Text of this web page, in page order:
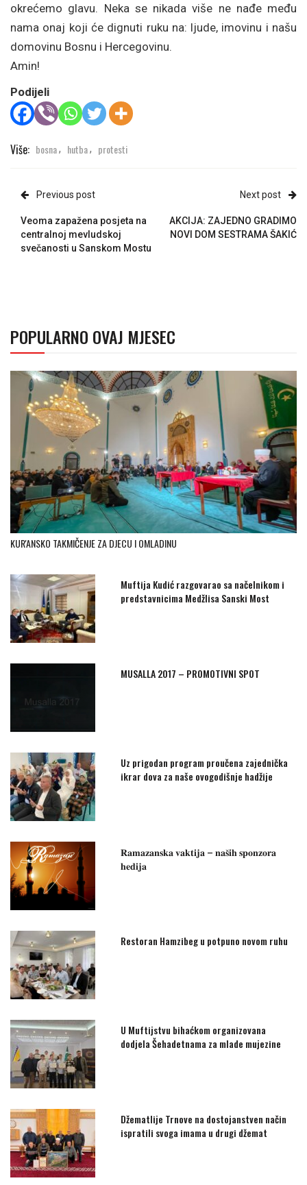
okrećemo glavu. Neka se nikada više ne nađe među
nama onaj koji će dignuti ruku na: ljude, imovinu i našu
domovinu Bosnu i Hercegovinu.
Amin!
Podijeli
Više: bosna, hutba, protesti
Previous post
Veoma zapažena posjeta na
centralnoj mevludskoj
svečanosti u Sanskom Mostu
Next post
AKCIJA: ZAJEDNO GRADIMO
NOVI DOM SESTRAMA ŠAKIĆ
POPULARNO OVAJ MJESEC
KUR'ANSKO TAKMIČENJE ZA DJECU I OMLADINU
Muftija Kudić razgovarao sa načelnikom i
predstavnicima Medžlisa Sanski Most
MUSALLA 2017 – PROMOTIVNI SPOT
Uz prigodan program proučena zajednička
ikrar dova za naše ovogodišnje hadžije
𝐑𝐚𝐦𝐚𝐳𝐚𝐧𝐬𝐤𝐚 𝐯𝐚𝐤𝐭𝐢𝐣𝐚 – 𝐧𝐚𝐬̌𝐢𝐡 𝐬𝐩𝐨𝐧𝐳𝐨𝐫𝐚
𝐡𝐞𝐝𝐢𝐣𝐚
Restoran Hamzibeg u potpuno novom ruhu
U Muftijstvu bihaćkom organizovana
dodjela Šehadetnama za mlade mujezine
Džematlije Trnove na dostojanstven način
ispratili svoga imama u drugi džemat